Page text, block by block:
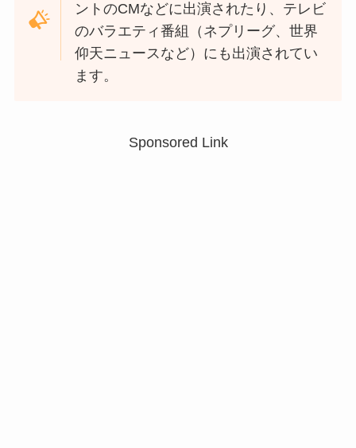
ントのCMなどに出演されたり、テレビ
のバラエティ番組（ネプリーグ、世界
仰天ニュースなど）にも出演されてい
ます。
Sponsored Link